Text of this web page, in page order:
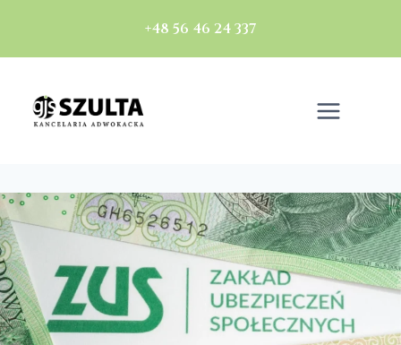
+48 56 46 24 337